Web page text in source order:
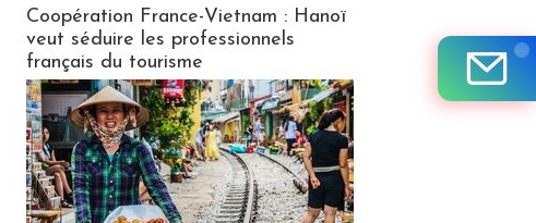
Coopération France-Vietnam : Hanoï
veut séduire les professionnels
français du tourisme